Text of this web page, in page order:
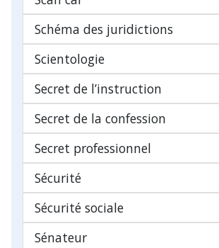
Schéma des juridictions
Scientologie
Secret de l’instruction
Secret de la confession
Secret professionnel
Sécurité
Sécurité sociale
Sénateur